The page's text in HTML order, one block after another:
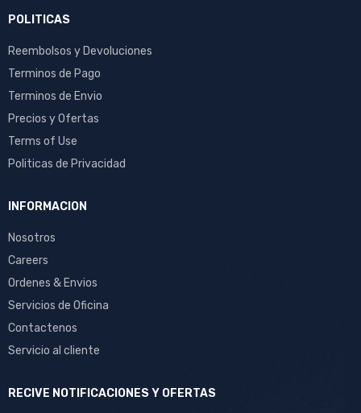
POLITICAS
Reembolsos y Devoluciones
Terminos de Pago
Terminos de Envio
Precios y Ofertas
Terms of Use
Politicas de Privacidad
INFORMACION
Nosotros
Careers
Ordenes & Envios
Servicios de Oficina
Contactenos
Servicio al cliente
RECIVE NOTIFICACIONES Y OFERTAS